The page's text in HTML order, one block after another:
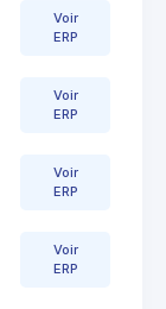
Voir
ERP
Voir
ERP
Voir
ERP
Voir
ERP